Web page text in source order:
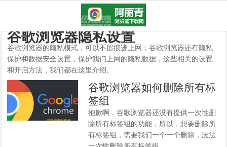
谷歌浏览器隐私设置
谷歌浏览器的隐私模式，可以不留痕迹上网；谷歌浏览器还有隐私
保护和数据安全设置，保护我们上网的隐私数据，这些相关的设置
和开启方法，我们都在这里介绍。
谷歌浏览器如何删除所有标
签组
抱歉啊，谷歌浏览器还没有提供一次性删
除所有标签组的功能，所以，想要删除所
有标签组，需要我们一个一个删除，没法